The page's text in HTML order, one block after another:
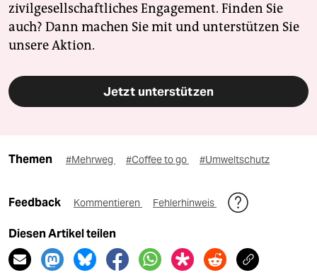
zivilgesellschaftliches Engagement. Finden Sie
auch? Dann machen Sie mit und unterstützen Sie
unsere Aktion.
Jetzt unterstützen
Themen #Mehrweg #Coffee to go #Umweltschutz
Feedback Kommentieren Fehlerhinweis
Diesen Artikel teilen